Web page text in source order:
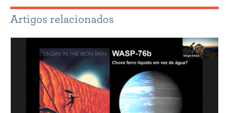
Artigos relacionados